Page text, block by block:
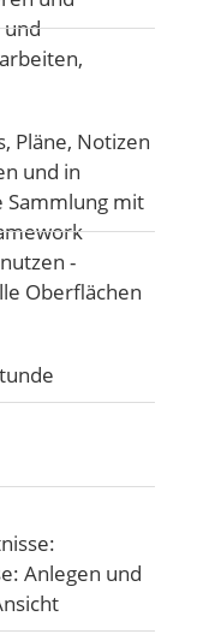
und
Pläne, Notizen
und in
Sammlung mit
-
Oberflächen
Anlegen und